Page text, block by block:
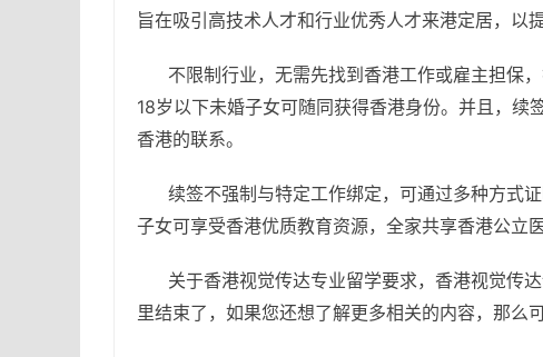
旨在吸引高技术人才和行业优秀人才来港定居，以
不限制行业，无需先找到香港工作或雇主担保
18岁以下未婚子女可随同获得香港身份。并且，
香港的联系。
续签不强制与特定工作绑定，可通过多种方式
子女可享受香港优质教育资源，全家共享香港公立医
关于香港视觉传达专业留学要求，香港视觉传
里结束了，如果您还想了解更多相关的内容，那么